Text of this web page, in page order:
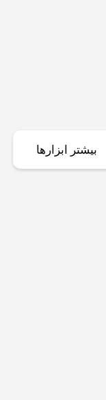
بیشتر ابزارها